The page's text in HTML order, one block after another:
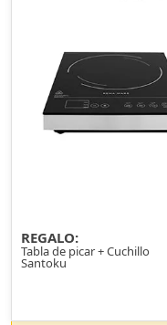
REGALO:
Tabla de picar + Cuchillo
Santoku